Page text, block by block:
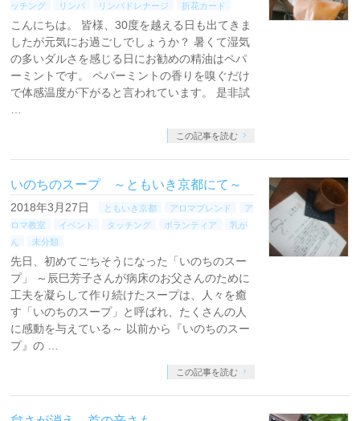
ッチング
リンパ リンパドレナージ 折花カード
こんにちは。 皆様、30度を越える日も出てきま
したが元気にお過ごしでしょうか？ 暑くて湿気
の多いダルさを感じる日にお勧めの精油はペパ
ーミントです。 ペパーミントの香りを嗅ぐだけ
で体感温度が下がると言われています。 是非試
この記事を読む
いのちのスープ ～ともいき京都にて～
2018年3月27日 ともいき京都 アロマブレンド
ア
ロマ教室
イベント タッチング ボランティア
乳が
ん
未分類
先日、初めてごちそうになった「いのちのスー
プ」 ～辰巳芳子さんが病床のお父さんのために
工夫を凝らして作り続けたスープは、人々を癒
す「いのちのスープ」と呼ばれ、たくさんの人
に感動を与えている～ 以前から『いのちのスー
プ』の …
この記事を読む